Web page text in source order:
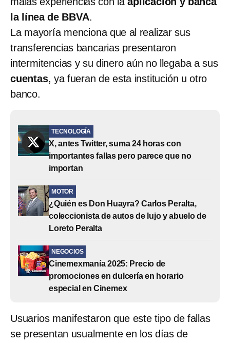
la línea de BBVA.
La mayoría menciona que al realizar sus
transferencias bancarias presentaron
intermitencias y su dinero aún no llegaba a sus
cuentas, ya fueran de esta institución u otro
banco.
TECNOLOGÍA
X, antes Twitter, suma 24 horas con
importantes fallas pero parece que no
importan
MOTOR
¿Quién es Don Huayra? Carlos Peralta,
coleccionista de autos de lujo y abuelo de
Loreto Peralta
NEGOCIOS
Cinemexmanía 2025: Precio de
promociones en dulcería en horario
especial en Cinemex
Usuarios manifestaron que este tipo de fallas
se presentan usualmente en los días de